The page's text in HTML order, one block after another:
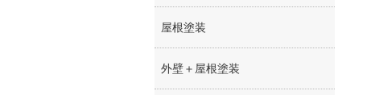
屋根塗装
外壁＋屋根塗装